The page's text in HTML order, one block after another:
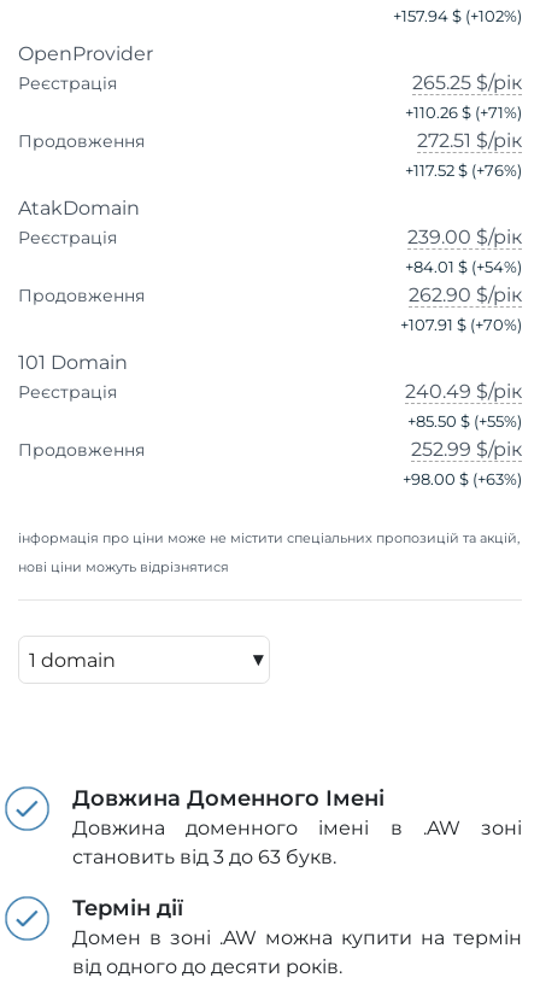
+157.94 $ (+102%)
OpenProvider
Реєстрація 265.25 $/рік
+110.26 $ (+71%)
Продовження 272.51 $/рік
+117.52 $ (+76%)
AtakDomain
Реєстрація 239.00 $/рік
+84.01 $ (+54%)
Продовження 262.90 $/рік
+107.91 $ (+70%)
101 Domain
Реєстрація 240.49 $/рік
+85.50 $ (+55%)
Продовження 252.99 $/рік
+98.00 $ (+63%)
інформація про ціни може не містити спеціальних пропозицій та акцій,
нові ціни можуть відрізнятися
▾
Довжина Доменного Імені
Довжина доменного імені в .AW зоні
становить від 3 до 63 букв.
Термін дії
Домен в зоні .AW можна купити на термін
від одного до десяти років.